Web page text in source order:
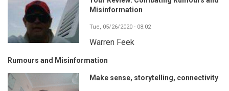
Misinformation
Tue, 05/26/2020 - 08:02
Warren Feek
Rumours and Misinformation
Make sense, storytelling, connectivity